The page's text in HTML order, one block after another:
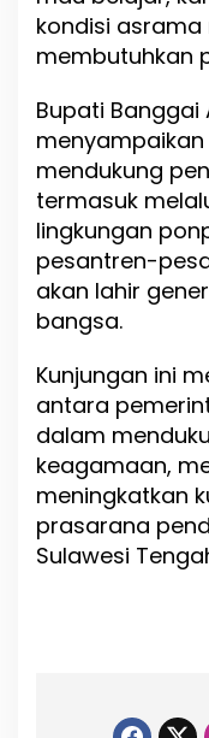
kondisi
membutuhkan
Bupati
mendukung
termasuk
lingkungan
pesantren-
akan lahir
bangsa.
Kunjungan ini
antara
dalam
keagamaan,
meningkatkan
prasarana
Sulawesi